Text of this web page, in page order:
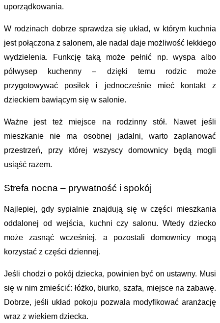
uporządkowania.
W rodzinach dobrze sprawdza się układ, w którym kuchnia
jest połączona z salonem, ale nadal daje możliwość lekkiego
wydzielenia. Funkcję taką może pełnić np. wyspa albo
półwysep kuchenny – dzięki temu rodzic może
przygotowywać posiłek i jednocześnie mieć kontakt z
dzieckiem bawiącym się w salonie.
Ważne jest też miejsce na rodzinny stół. Nawet jeśli
mieszkanie nie ma osobnej jadalni, warto zaplanować
przestrzeń, przy której wszyscy domownicy będą mogli
usiąść razem.
Strefa nocna – prywatność i spokój
Najlepiej, gdy sypialnie znajdują się w części mieszkania
oddalonej od wejścia, kuchni czy salonu. Wtedy dziecko
może zasnąć wcześniej, a pozostali domownicy mogą
korzystać z części dziennej.
Jeśli chodzi o pokój dziecka, powinien być on ustawny. Musi
się w nim zmieścić: łóżko, biurko, szafa, miejsce na zabawę.
Dobrze, jeśli układ pokoju pozwala modyfikować aranżację
wraz z wiekiem dziecka.